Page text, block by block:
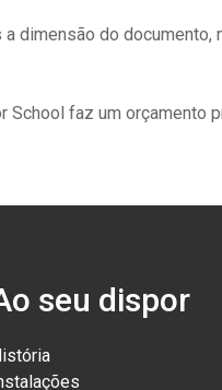
dimensão do documento,
faz um
seu dispor